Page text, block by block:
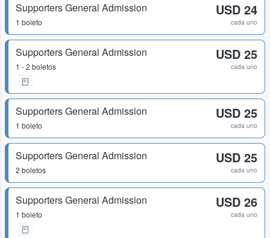
Supporters General Admission
1 boleto
USD 24
cada uno
Supporters General Admission
1 - 2 boletos
USD 25
cada uno
Supporters General Admission
1 boleto
USD 25
cada uno
Supporters General Admission
2 boletos
USD 25
cada uno
Supporters General Admission
1 boleto
USD 26
cada uno